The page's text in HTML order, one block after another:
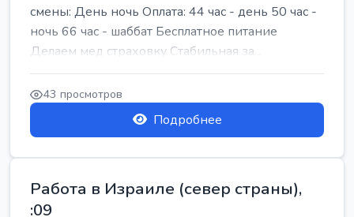
смены: День ночь Оплата: 44 час - день 50 час -
ночь 66 час - шаббат Бесплатное питание
Делаем мед страховку Стабильная за...
43 просмотров
Подробнее
Работа в Израиле (север страны),
:09